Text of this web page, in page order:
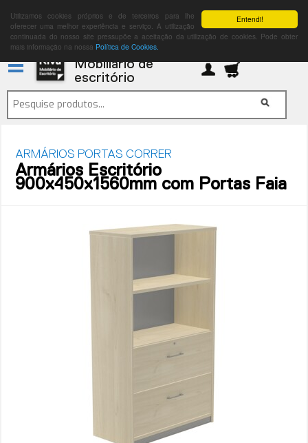
Entendi!
Utilizamos cookies próprios e de terceiros para lhe
oferecer uma melhor experiência e serviço. A utilização
continuada do nosso site pressupõe a aceitação da utilização de cookies. Pode obter
mais informação na nossa Política de Cookies.
Mobiliário de
escritório
ARMÁRIOS PORTAS CORRER
Armários Escritório
900x450x1560mm com Portas Faia